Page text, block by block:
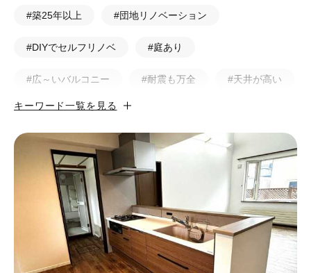
#築25年以上 #団地リノベーション
#DIYでセルフリノベ #庭あり
#広～いバルコニー #耐震も万全 #天井が高い
#カフェ風 #昭和レトロ
#ナチュラル #アジアンテイスト
#アンティーク調 #ハンモック
#コンクリート壁 #ガラスブロック #土間あり
#こだわりインテリア #こだわりキッチン
キーワード一覧を見る